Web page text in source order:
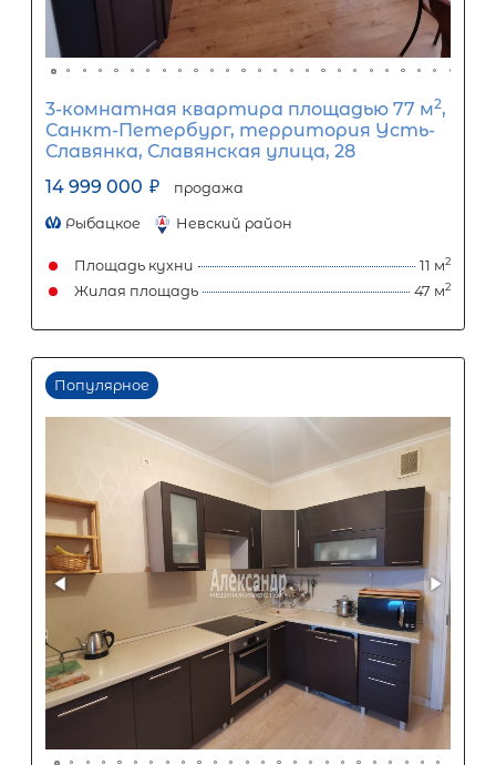
3-комнатная квартира площадью
СПб, Калининский р-н,
д 5 корп 2
16 500 000 ₽ продажа
Лесная Калининский район
Жилая площадь
Популярное